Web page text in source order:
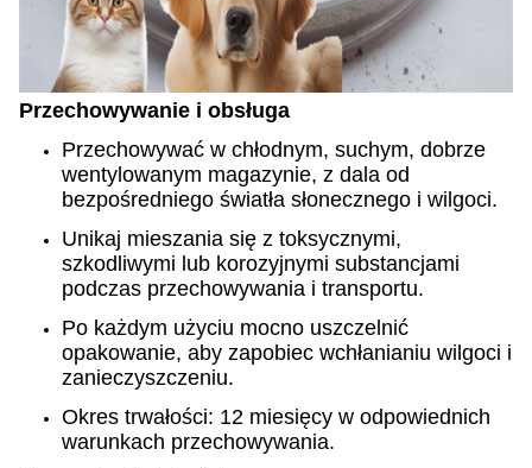
Przechowywanie i obsługa
Przechowywać w chłodnym, suchym, dobrze
wentylowanym magazynie, z dala od
bezpośredniego światła słonecznego i wilgoci.
Unikaj mieszania się z toksycznymi,
szkodliwymi lub korozyjnymi substancjami
podczas przechowywania i transportu.
Po każdym użyciu mocno uszczelnić
opakowanie, aby zapobiec wchłanianiu wilgoci i
zanieczyszczeniu.
Okres trwałości: 12 miesięcy w odpowiednich
warunkach przechowywania.